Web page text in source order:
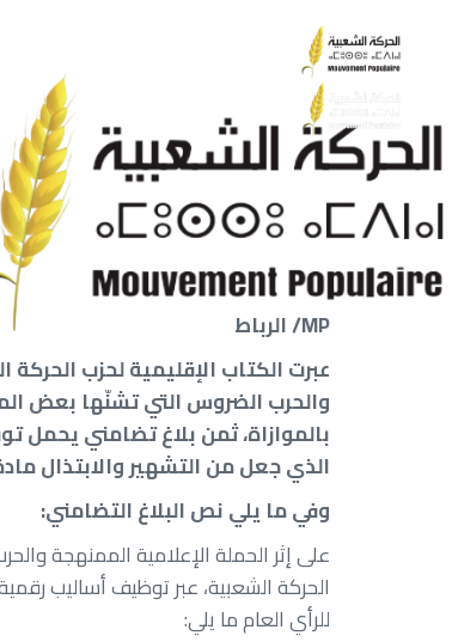
MP/ الرباط
عبرت الكتاب الإقليمية لحزب
والحرب الضروس التي تشنّها بعض
بالموازاة، ثمن بلاغ تضامني يحمل
الذي جعل من التشهير والابتذال
وفي ما يلي نص البلاغ التضامني:
على إثر الحملة الإعلامية الممنهجة
الحركة الشعبية، عبر توظيف أساليب
للرأي العام ما يلي: